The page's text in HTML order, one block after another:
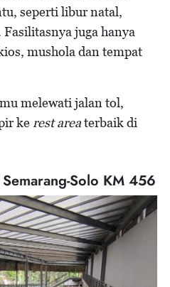
seperti libur natal,
juga hanya
mushola dan tempat
melewati jalan tol,
ke rest areaterbaik di
Solo KM 456